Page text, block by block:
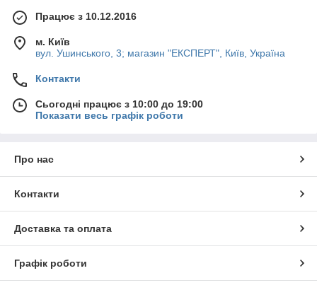
Працює з 10.12.2016
м. Київ
вул. Ушинського, 3; магазин "ЕКСПЕРТ", Київ, Україна
Контакти
Сьогодні працює з 10:00 до 19:00
Показати весь графік роботи
Про нас
Контакти
Доставка та оплата
Графік роботи